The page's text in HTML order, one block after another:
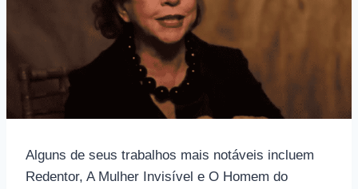
Alguns de seus trabalhos mais notáveis ​​incluem
Redentor, A Mulher Invisível e O Homem do